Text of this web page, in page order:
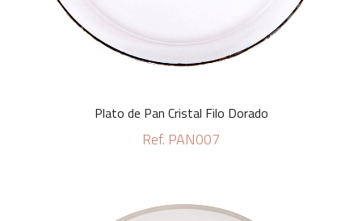
Plato de Pan Cristal Filo Dorado
Ref. PAN007